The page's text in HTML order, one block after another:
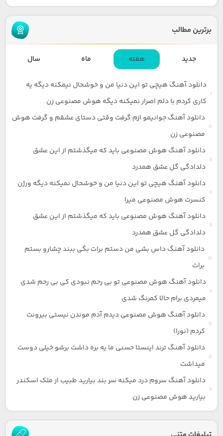
برترین مطالب
جدید هفته ماه سال
دانلود آهنگ هیچی تو این دنیا من و خوشحال نیمکنه دیگه یه
کاری کردم با دلم اصرار نمیکنه دیگه هوش مصنوعی زن
دانلود آهنگ جوانیمو ازم گرفت وقتی دستای عشقم و گرفت هوش
مصنوعی زن
دانلود آهنگ هوش مصنوعی باید که میگذشتم از این عشق
دلدادگی گل عشق همدرد
دانلود آهنگ هیچی تو این دنیا من و خوشحال نمیکنه دیگه ورژن
کنسرت هوش مصنوعی میرا
دانلود آهنگ هوش مصنوعی باید که میگذشتم از این عشق
دلدادگی گل عشق همدرد
دانلود آهنگ داس بشی من دستم برات بگی ببند چشارو بستم
برات
دانلود آهنگ هوش مصنوعی تو بی رحم نبودی کی بی رحم شدی
میمردی برام حالا کمرنگ شدی
دانلود آهنگ هوش مصنوعی دیدم آدم موندن نیستی بیرونت
کردم (نورا)
دانلود آهنگ ترند اینستا حسنی ما یه بره داشت برشو خیلی دوست
میداشت
دانلود آهنگ سروم درد میکنه سر بند بیارید طبیب از ملک اسکندر
بیارید هوش مصنوعی زن